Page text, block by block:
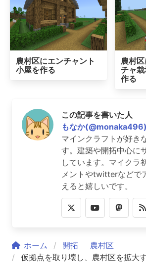
農村区にエンチャント
小屋を作る
農村
チャ
作る
この記事を書いた人
もなか(@monaka496)
マインクラフトが好き
す。建築や開拓中心に
しています。マイクラ
メントやtwitterなどで
えると嬉しいです。
ホーム 開拓
農村区
仮拠点を取り壊し、農村区を拡大